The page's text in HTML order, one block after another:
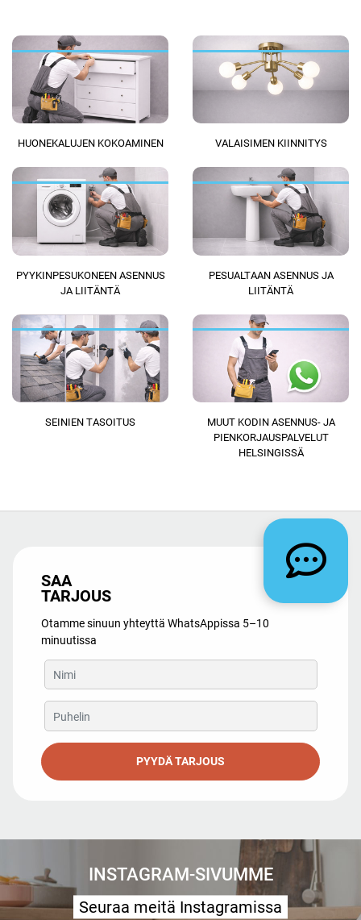
HUONEKALUJEN KOKOAMINEN VALAISIMEN KIINNITYS
PYYKINPESUKONEEN ASENNUS
JA LIITÄNTÄ
PESUALTAAN ASENNUS JA
LIITÄNTÄ
SEINIEN TASOITUS
MUUT KODIN ASENNUS- JA
PIENKORJAUSPALVELUT
HELSINGISSÄ
SAA
TARJOUS
Otamme sinuun yhteyttä WhatsAppissa 5–10
minuutissa
PYYDÄ TARJOUS
INSTAGRAM-SIVUMME
Seuraa meitä Instagramissa